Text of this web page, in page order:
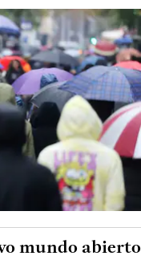
mundo abierto